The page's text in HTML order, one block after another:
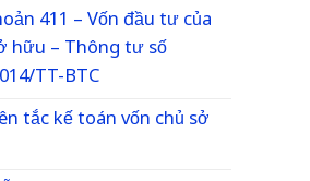
411 – Vốn đầu tư của
hữu – Thông tư số
TT-BTC
tắc kế toán vốn chủ sở